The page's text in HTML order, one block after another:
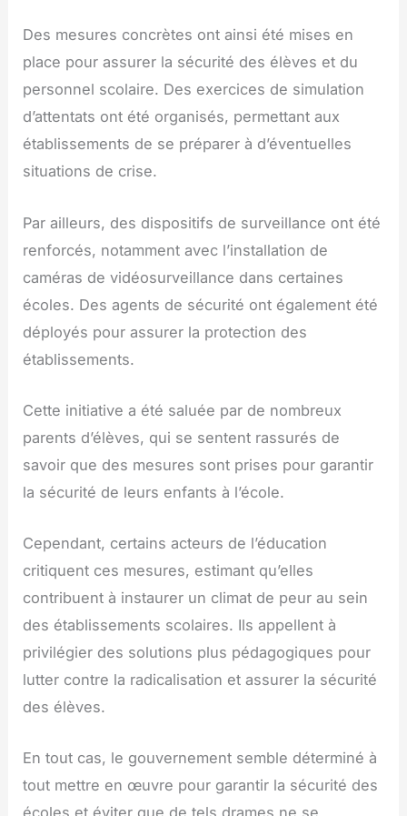
Des mesures concrètes ont ainsi été mises en
place pour assurer la sécurité des élèves et du
personnel scolaire. Des exercices de simulation
d’attentats ont été organisés, permettant aux
établissements de se préparer à d’éventuelles
situations de crise.
Par ailleurs, des dispositifs de surveillance ont été
renforcés, notamment avec l’installation de
caméras de vidéosurveillance dans certaines
écoles. Des agents de sécurité ont également été
déployés pour assurer la protection des
établissements.
Cette initiative a été saluée par de nombreux
parents d’élèves, qui se sentent rassurés de
savoir que des mesures sont prises pour garantir
la sécurité de leurs enfants à l’école.
Cependant, certains acteurs de l’éducation
critiquent ces mesures, estimant qu’elles
contribuent à instaurer un climat de peur au sein
des établissements scolaires. Ils appellent à
privilégier des solutions plus pédagogiques pour
lutter contre la radicalisation et assurer la sécurité
des élèves.
En tout cas, le gouvernement semble déterminé à
tout mettre en œuvre pour garantir la sécurité des